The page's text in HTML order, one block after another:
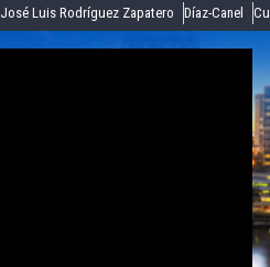
José Luis Rodríguez Zapatero Díaz-Canel